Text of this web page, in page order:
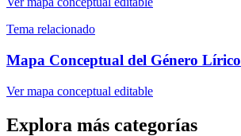
Tema relacionado
Mapa Conceptual del Género Lírico
Ver mapa conceptual editable
Explora más categorías